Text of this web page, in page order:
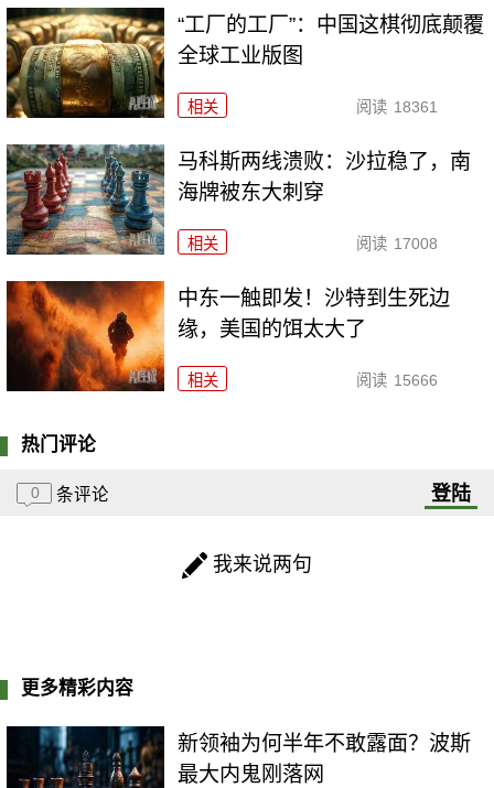
“工厂的工厂”：中国这棋彻底颠覆
全球工业版图
相关 阅读 18361
马科斯两线溃败：沙拉稳了，南
海牌被东大刺穿
相关 阅读 17008
中东一触即发！沙特到生死边
缘，美国的饵太大了
相关 阅读 15666
热门评论
0 条评论 登陆
我来说两句
更多精彩内容
新领袖为何半年不敢露面？波斯
最大内鬼刚落网